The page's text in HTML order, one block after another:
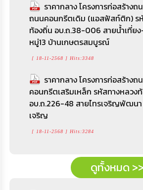
ราคากลาง โครงการก่อสร้าง
ถนนคอนกรีตเดิม (แอสฟัสท์ติก) ร
ท้องถิ่น อบ.ถ.38-006 สายน้ำเที่ย
หมู่13 บ้านเกษตรสมบูรณ์
[ 18-11-2568 ] Hits:3348
ราคากลาง โครงการก่อสร้างถ
คอนกรีตเสริมเหล็ก รหัสทางหลวง
อบ.ถ.226-48 สายไทรเจริญพัฒนา
เจริญ
[ 18-11-2568 ] Hits:3284
ดูทั้งหมด >>